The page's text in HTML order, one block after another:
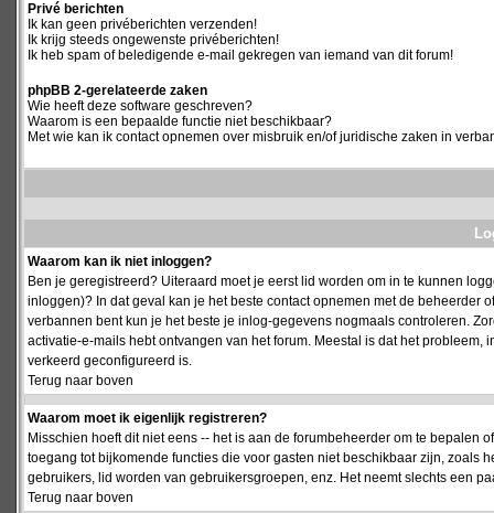
Privé berichten
Ik kan geen privéberichten verzenden!
Ik krijg steeds ongewenste privéberichten!
Ik heb spam of beledigende e-mail gekregen van iemand van dit forum!
phpBB 2-gerelateerde zaken
Wie heeft deze software geschreven?
Waarom is een bepaalde functie niet beschikbaar?
Met wie kan ik contact opnemen over misbruik en/of juridische zaken in
Waarom kan ik niet inloggen?
Ben je geregistreerd? Uiteraard moet je eerst lid worden om in te kunnen
inloggen)? In dat geval kan je het beste contact opnemen met de beheerder
verbannen bent kun je het beste je inlog-gegevens nogmaals controleren.
activatie-e-mails hebt ontvangen van het forum. Meestal is dat het
verkeerd geconfigureerd is.
Terug naar boven
Waarom moet ik eigenlijk registreren?
Misschien hoeft dit niet eens -- het is aan de forumbeheerder om te bepalen
toegang tot bijkomende functies die voor gasten niet beschikbaar zijn,
gebruikers, lid worden van gebruikersgroepen, enz. Het neemt slechts een
Terug naar boven